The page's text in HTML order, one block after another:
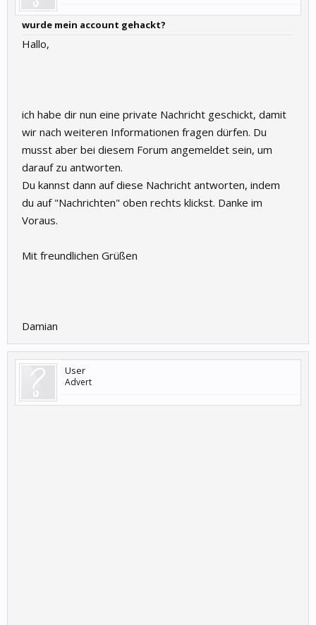
wurde mein account gehackt?
Hallo,
ich habe dir nun eine private Nachricht geschickt, damit
wir nach weiteren Informationen fragen dürfen. Du
musst aber bei diesem Forum angemeldet sein, um
darauf zu antworten.
Du kannst dann auf diese Nachricht antworten, indem
du auf "Nachrichten" oben rechts klickst. Danke im
Voraus.
Mit freundlichen Grüßen
Damian
User
Advert